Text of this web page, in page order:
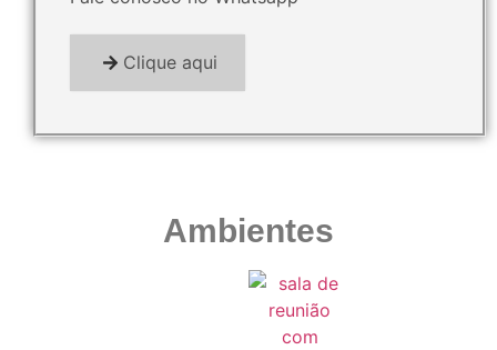
Clique aqui
Ambientes